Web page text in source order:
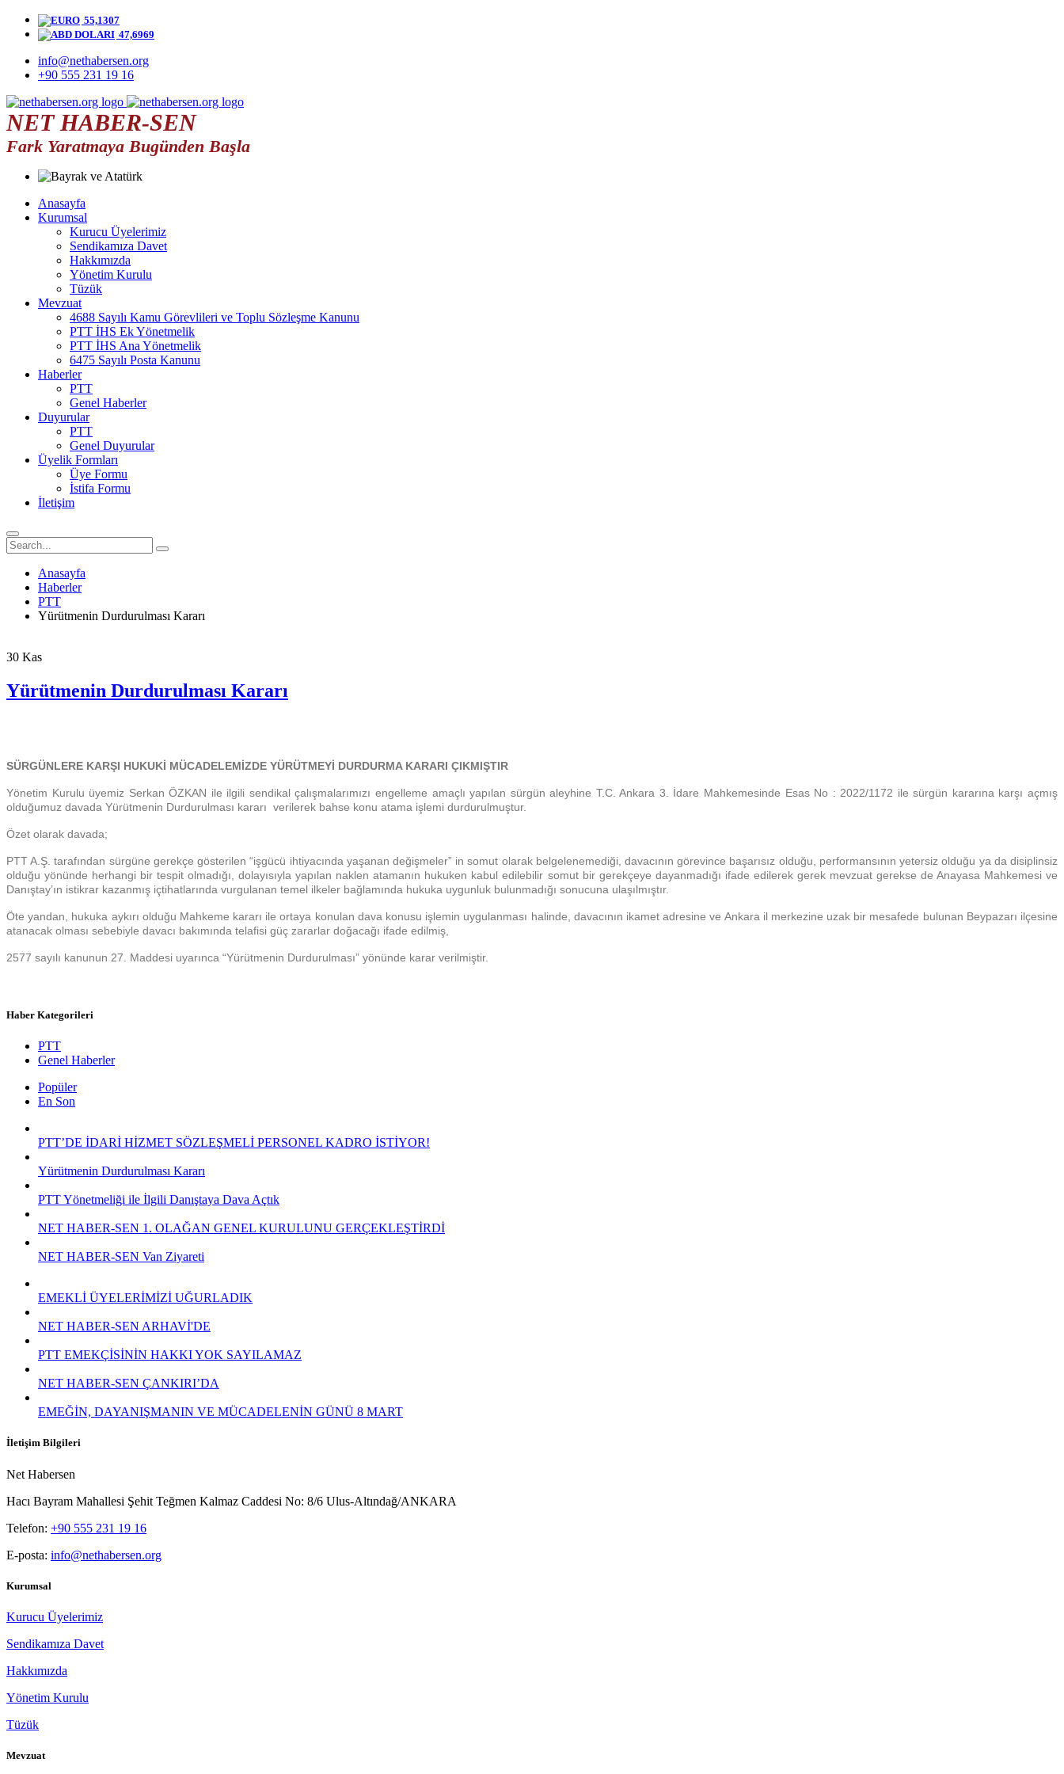
55,1307
47,6969
info@nethabersen.org
+90 555 231 19 16
NET HABER-SEN
Fark Yaratmaya Bugünden Başla
Anasayfa
Kurumsal
Kurucu Üyelerimiz
Sendikamıza Davet
Hakkımızda
Yönetim Kurulu
Tüzük
Mevzuat
4688 Sayılı Kamu Görevlileri ve Toplu Sözleşme Kanunu
PTT İHS Ek Yönetmelik
PTT İHS Ana Yönetmelik
6475 Sayılı Posta Kanunu
Haberler
PTT
Genel Haberler
Duyurular
PTT
Genel Duyurular
Üyelik Formları
Üye Formu
İstifa Formu
İletişim
Anasayfa
Haberler
PTT
Yürütmenin Durdurulması Kararı
30 Kas
Yürütmenin Durdurulması Kararı
SÜRGÜNLERE KARŞI HUKUKİ MÜCADELEMİZDE YÜRÜTMEYİ DURDURMA KARARI ÇIKMIŞTIR
Yönetim Kurulu üyemiz Serkan ÖZKAN ile ilgili sendikal çalışmalarımızı engelleme amaçlı yapılan sürgün aleyhine T.C. Ankara 3. İdare Mahkemesinde Esas No : 2022/1172 ile sürgün kararına karşı açmış
olduğumuz davada Yürütmenin Durdurulması kararı verilerek bahse konu atama işlemi durdurulmuştur.
Özet olarak davada;
PTT A.Ş. tarafından sürgüne gerekçe gösterilen “işgücü ihtiyacında yaşanan değişmeler” in somut olarak belgelenemediği, davacının görevince başarısız olduğu, performansının yetersiz olduğu ya da disiplinsiz
olduğu yönünde herhangi bir tespit olmadığı, dolayısıyla yapılan naklen atamanın hukuken kabul edilebilir somut bir gerekçeye dayanmadığı ifade edilerek gerek mevzuat gerekse de Anayasa Mahkemesi ve
Danıştay’ın istikrar kazanmış içtihatlarında vurgulanan temel ilkeler bağlamında hukuka uygunluk bulunmadığı sonucuna ulaşılmıştır.
Öte yandan, hukuka aykırı olduğu Mahkeme kararı ile ortaya konulan dava konusu işlemin uygulanması halinde, davacının ikamet adresine ve Ankara il merkezine uzak bir mesafede bulunan Beypazarı ilçesine
atanacak olması sebebiyle davacı bakımında telafisi güç zararlar doğacağı ifade edilmiş,
2577 sayılı kanunun 27. Maddesi uyarınca “Yürütmenin Durdurulması” yönünde karar verilmiştir.
Haber Kategorileri
PTT
Genel Haberler
Popüler
En Son
PTT’DE İDARİ HİZMET SÖZLEŞMELİ PERSONEL KADRO İSTİYOR!
Yürütmenin Durdurulması Kararı
PTT Yönetmeliği ile İlgili Danıştaya Dava Açtık
NET HABER-SEN 1. OLAĞAN GENEL KURULUNU GERÇEKLEŞTİRDİ
NET HABER-SEN Van Ziyareti
EMEKLİ ÜYELERİMİZİ UĞURLADIK
NET HABER-SEN ARHAVİ'DE
PTT EMEKÇİSİNİN HAKKI YOK SAYILAMAZ
NET HABER-SEN ÇANKIRI’DA
EMEĞİN, DAYANIŞMANIN VE MÜCADELENİN GÜNÜ 8 MART
İletişim Bilgileri
Net Habersen
Hacı Bayram Mahallesi Şehit Teğmen Kalmaz Caddesi No: 8/6 Ulus-Altındağ/ANKARA
Telefon: +90 555 231 19 16
E-posta: info@nethabersen.org
Kurumsal
Kurucu Üyelerimiz
Sendikamıza Davet
Hakkımızda
Yönetim Kurulu
Tüzük
Mevzuat